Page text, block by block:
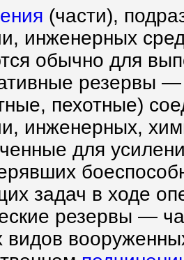
(части),
инженерных
обычно для
резервы —
пехотные)
инженерных,
для
задач в ходе
резервы —
видов